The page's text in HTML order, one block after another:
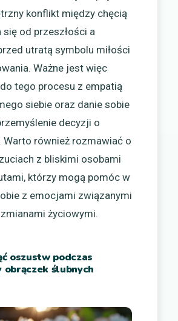
konflikt między chęcią
się od przeszłości a
utratą symbolu miłości
Ważne jest więc
tego procesu z empatią
siebie oraz danie sobie
decyzji o
Warto również rozmawiać o
z bliskimi osobami
którzy mogą pomóc w
z emocjami związanymi
życiowymi.
oszustw podczas
obrączek ślubnych